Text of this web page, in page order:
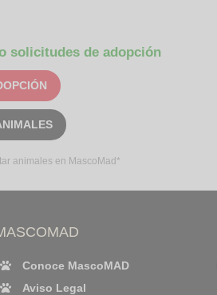
solicitudes de adopción
animales en MascoMad*
Conoce MascoMAD
Aviso Legal